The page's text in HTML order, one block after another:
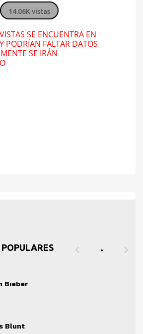
14.06K vistas
SE ENCUENTRA EN
PODRÍAN FALTAR DATOS
SE IRÁN
Bieber
Blunt